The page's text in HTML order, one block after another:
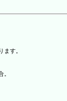
す。
。